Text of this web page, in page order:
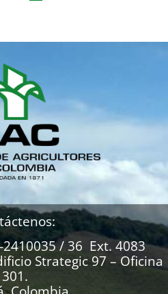
2410035 / 36 Ext. 4083
Strategic 97 – Oficina
301.